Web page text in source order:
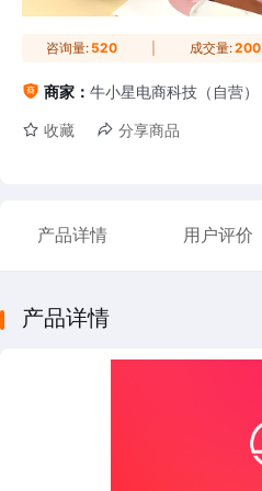
咨询量: 520 成交量:200
商家： 牛小星电商科技（自营）
收藏 分享商品
产品详情 用户评价
产品详情